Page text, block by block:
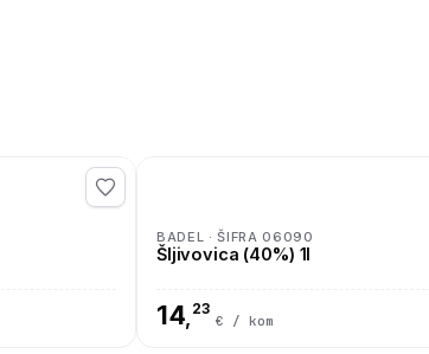
BADEL · ŠIFRA 06090
Šljivovica (40%) 1l
14, 23
€ / kom